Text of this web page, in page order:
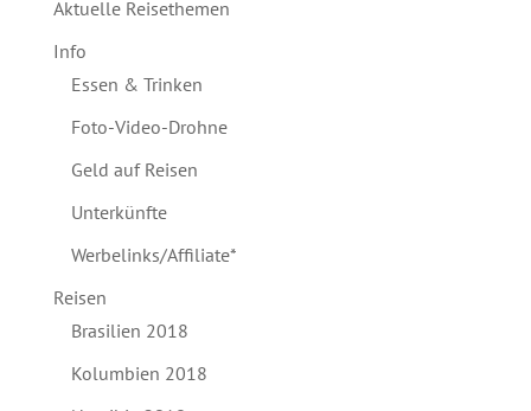
Aktuelle Reisethemen
Info
Essen & Trinken
Foto-Video-Drohne
Geld auf Reisen
Unterkünfte
Werbelinks/Affiliate*
Reisen
Brasilien 2018
Kolumbien 2018